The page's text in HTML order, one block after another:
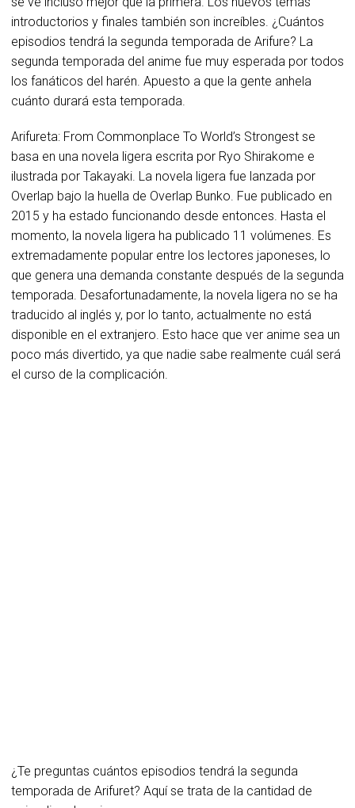
introductorios y finales también son increíbles. ¿Cuántos
episodios tendrá la segunda temporada de Arifure? La
segunda temporada del anime fue muy esperada por todos
los fanáticos del harén. Apuesto a que la gente anhela
cuánto durará esta temporada.
Arifureta: From Commonplace To World’s Strongest se
basa en una novela ligera escrita por Ryo Shirakome e
ilustrada por Takayaki. La novela ligera fue lanzada por
Overlap bajo la huella de Overlap Bunko. Fue publicado en
2015 y ha estado funcionando desde entonces. Hasta el
momento, la novela ligera ha publicado 11 volúmenes. Es
extremadamente popular entre los lectores japoneses, lo
que genera una demanda constante después de la segunda
temporada. Desafortunadamente, la novela ligera no se ha
traducido al inglés y, por lo tanto, actualmente no está
disponible en el extranjero. Esto hace que ver anime sea un
poco más divertido, ya que nadie sabe realmente cuál será
el curso de la complicación.
¿Te preguntas cuántos episodios tendrá la segunda
temporada de Arifuret? Aquí se trata de la cantidad de